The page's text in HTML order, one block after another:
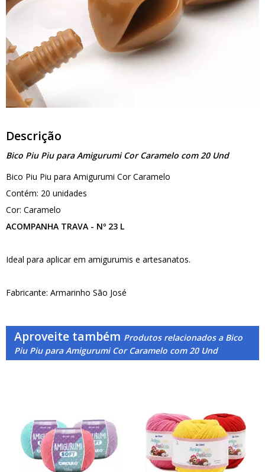
Descrição
Bico Piu Piu para Amigurumi Cor Caramelo com 20 Und
Bico Piu Piu para Amigurumi Cor Caramelo
Contém: 20 unidades
Cor: Caramelo
ACOMPANHA TRAVA - Nº 23 L
Ideal para aplicar em amigurumis e artesanatos.
Fabricante: Armarinho São José
Aproveite também Produtos relacionados a Bico
Piu Piu para Amigurumi Cor Caramelo com 20 Und